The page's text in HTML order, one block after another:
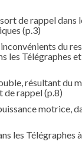
de rappel dans
(p.3)
du
les Télégraphes
résultant du
de rappel(p.8)
motrice,
les Télégraphes à